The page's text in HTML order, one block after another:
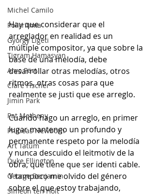
Michel Camilo
Polirritmia
György Ligeti
Tigram Hamasyan
Arvo Pärt
Clare Fischer
Jimin Park
Pat Metheny
Phineas Newborn
Art Tatum
Duke Ellington
George Benjamin
Simeon ten Holt
Hay que considerar que el
arreglador en realidad es un
múltiple compositor, ya que sobre la
base de una melodía, debe
desarrollar otras melodías, otros
ritmos, otras cosas para que
realmente se justi que ese arreglo.
Cuando hago un arreglo, en primer
lugar mantengo un profundo y
permanente respeto por la melodía
y nunca descuido el leitmotiv de la
obra, que tiene que ser identi cable.
Y tampoco me olvido del género
sobre el que estoy trabajando,